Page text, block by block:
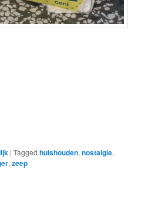
|Tagged huishouden,nostalgie,
,zeep